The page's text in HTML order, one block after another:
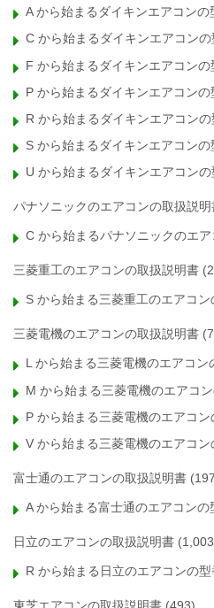
A から始まるダイキンエアコンの
C から始まるダイキンエアコンの
F から始まるダイキンエアコンの
P から始まるダイキンエアコンの
R から始まるダイキンエアコンの
S から始まるダイキンエアコンの
U から始まるダイキンエアコンの
パナソニックのエアコンの取扱説明
C から始まるパナソニックのエ
三菱重工のエアコンの取扱説明書
S から始まる三菱重工のエアコ
三菱電機のエアコンの取扱説明書
L から始まる三菱電機のエアコン
M から始まる三菱電機のエアコ
P から始まる三菱電機のエアコン
V から始まる三菱電機のエアコン
富士通のエアコンの取扱説明書
A から始まる富士通のエアコンの
日立のエアコンの取扱説明書
R から始まる日立のエアコンの型